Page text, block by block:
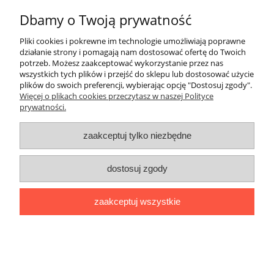
Pomoc
Moje konto
Informacje
O nas
Dbamy o Twoją prywatność
Pliki cookies i pokrewne im technologie umożliwiają poprawne
działanie strony i pomagają nam dostosować ofertę do Twoich
potrzeb. Możesz zaakceptować wykorzystanie przez nas
wszystkich tych plików i przejść do sklepu lub dostosować użycie
plików do swoich preferencji, wybierając opcję "Dostosuj zgody".
Więcej o plikach cookies przeczytasz w naszej Polityce
prywatności.
zaakceptuj tylko niezbędne
dostosuj zgody
zaakceptuj wszystkie